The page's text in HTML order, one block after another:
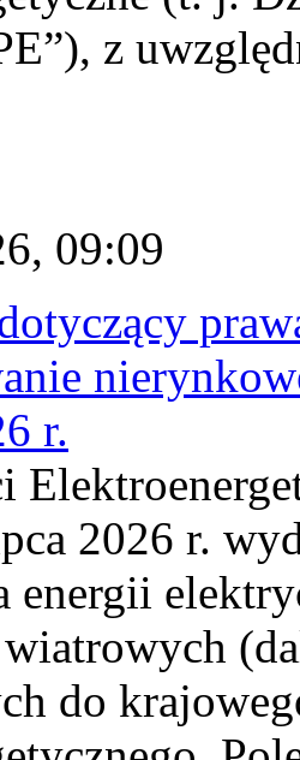
z
09:09
r.
2026 r.
energii
do